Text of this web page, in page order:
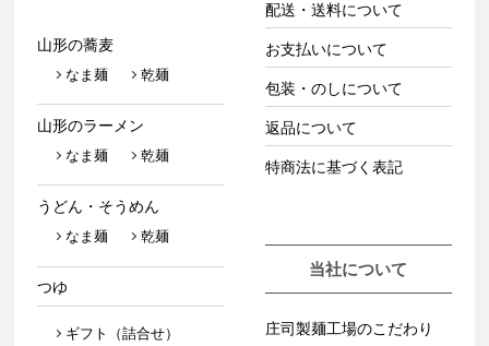
山形の蕎麦
なま麺
乾麺
山形のラーメン
なま麺
乾麺
うどん・そうめん
なま麺
乾麺
つゆ
ギフト（詰合せ）
配送・送料について
お支払いについて
包装・のしについて
返品について
特商法に基づく表記
当社について
庄司製麺工場のこだわり